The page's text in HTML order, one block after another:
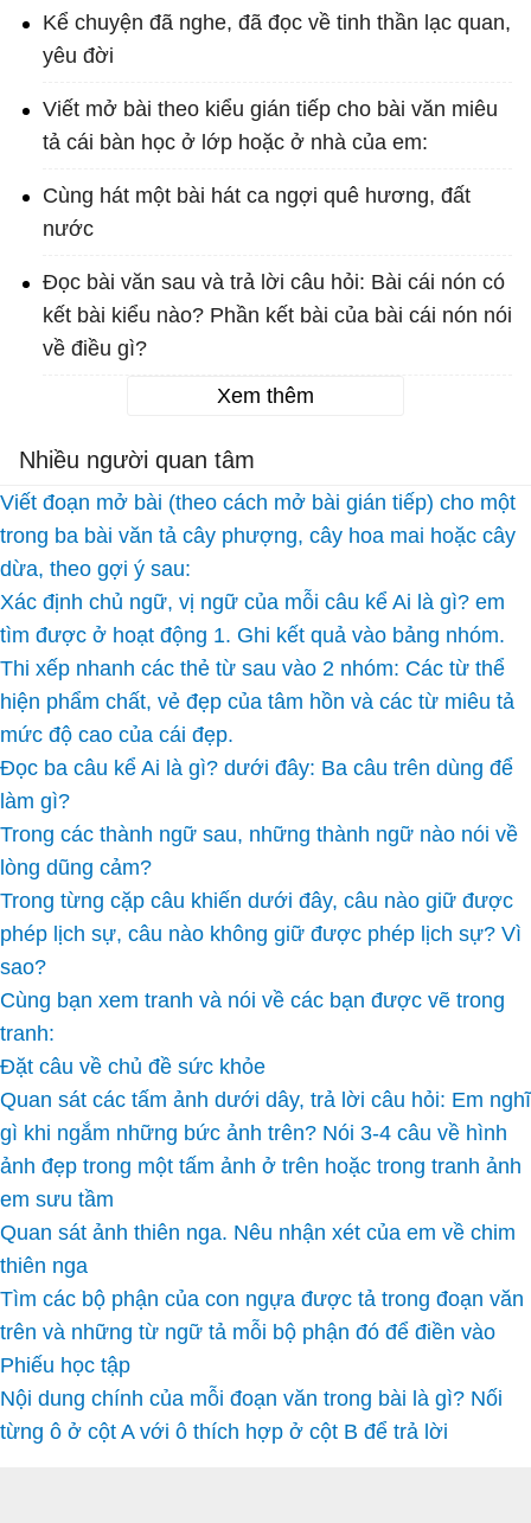
Kể chuyện đã nghe, đã đọc về tinh thần lạc quan,
yêu đời
Viết mở bài theo kiểu gián tiếp cho bài văn miêu
tả cái bàn học ở lớp hoặc ở nhà của em:
Cùng hát một bài hát ca ngợi quê hương, đất
nước
Đọc bài văn sau và trả lời câu hỏi: Bài cái nón có
kết bài kiểu nào? Phần kết bài của bài cái nón nói
về điều gì?
Xem thêm
Nhiều người quan tâm
Viết đoạn mở bài (theo cách mở bài gián tiếp) cho một
trong ba bài văn tả cây phượng, cây hoa mai hoặc cây
dừa, theo gợi ý sau:
Xác định chủ ngữ, vị ngữ của mỗi câu kể Ai là gì? em
tìm được ở hoạt động 1. Ghi kết quả vào bảng nhóm.
Thi xếp nhanh các thẻ từ sau vào 2 nhóm: Các từ thể
hiện phẩm chất, vẻ đẹp của tâm hồn và các từ miêu tả
mức độ cao của cái đẹp.
Đọc ba câu kể Ai là gì? dưới đây: Ba câu trên dùng để
làm gì?
Trong các thành ngữ sau, những thành ngữ nào nói về
lòng dũng cảm?
Trong từng cặp câu khiến dưới đây, câu nào giữ được
phép lịch sự, câu nào không giữ được phép lịch sự? Vì
sao?
Cùng bạn xem tranh và nói về các bạn được vẽ trong
tranh:
Đặt câu về chủ đề sức khỏe
Quan sát các tấm ảnh dưới dây, trả lời câu hỏi: Em nghĩ
gì khi ngắm những bức ảnh trên? Nói 3-4 câu về hình
ảnh đẹp trong một tấm ảnh ở trên hoặc trong tranh ảnh
em sưu tầm
Quan sát ảnh thiên nga. Nêu nhận xét của em về chim
thiên nga
Tìm các bộ phận của con ngựa được tả trong đoạn văn
trên và những từ ngữ tả mỗi bộ phận đó để điền vào
Phiếu học tập
Nội dung chính của mỗi đoạn văn trong bài là gì? Nối
từng ô ở cột A với ô thích hợp ở cột B để trả lời